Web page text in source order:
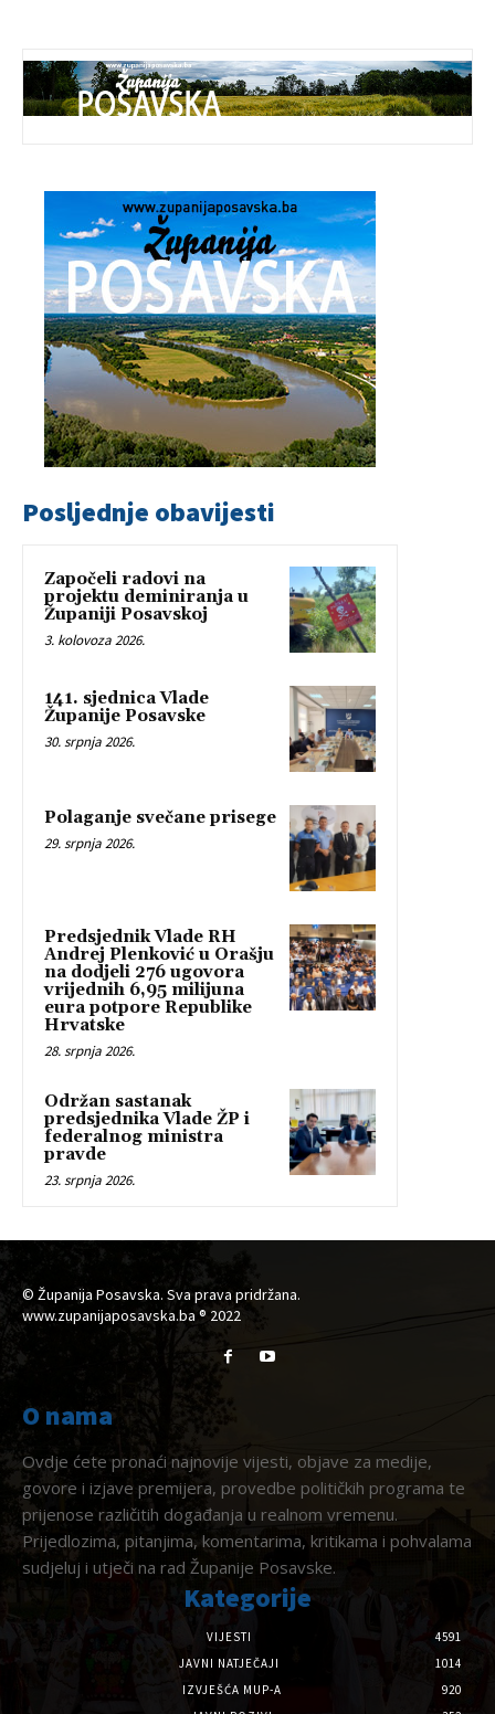
Posljednje obavijesti
Započeli radovi na
projektu deminiranja u
Županiji Posavskoj
3. kolovoza 2026.
141. sjednica Vlade
Županije Posavske
30. srpnja 2026.
Polaganje svečane prisege
29. srpnja 2026.
Predsjednik Vlade RH
Andrej Plenković u Orašju
na dodjeli 276 ugovora
vrijednih 6,95 milijuna
eura potpore Republike
Hrvatske
28. srpnja 2026.
Održan sastanak
predsjednika Vlade ŽP i
federalnog ministra
pravde
23. srpnja 2026.
© Županija Posavska. Sva prava pridržana.
www.zupanijaposavska.ba ® 2022
O nama
Ovdje ćete pronaći najnovije vijesti, objave za medije,
govore i izjave premijera, provedbe političkih programa te
prijenose različitih događanja u realnom vremenu.
Prijedlozima, pitanjima, komentarima, kritikama i pohvalama
sudjeluj i utječi na rad Županije Posavske.
Kategorije
VIJESTI
4591
JAVNI NATJEČAJI
1014
IZVJEŠĆA MUP-A
920